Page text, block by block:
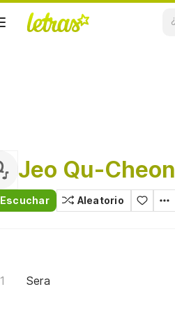
Jeo Qu-
Escuchar Aleatorio
Sera